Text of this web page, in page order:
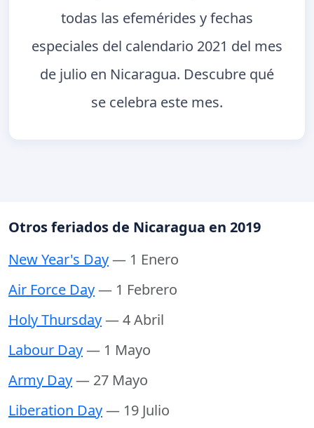
todas las efemérides y fechas
especiales del calendario 2021 del mes
de julio en Nicaragua. Descubre qué
se celebra este mes.
Otros feriados de Nicaragua en 2019
New Year's Day— 1 Enero
Air Force Day— 1 Febrero
Holy Thursday— 4 Abril
Labour Day— 1 Mayo
Army Day— 27 Mayo
Liberation Day— 19 Julio